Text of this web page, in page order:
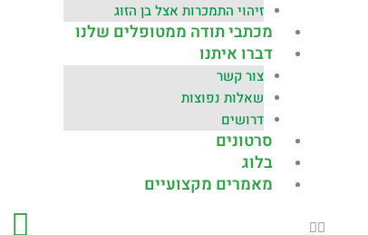
זיהוי התמכרות אצל בן הזוג
מכתבי תודה ממטופלים שלנו
דברו איתנו
צור קשר
שאלות נפוצות
דרושים
סרטונים
בלוג
מאמרים מקצועיים